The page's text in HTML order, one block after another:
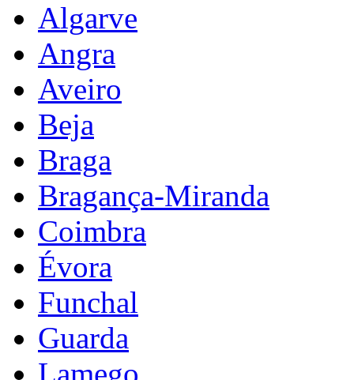
Algarve
Angra
Aveiro
Beja
Braga
Bragança-Miranda
Coimbra
Évora
Funchal
Guarda